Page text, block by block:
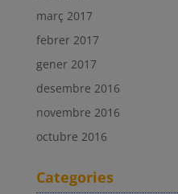
març 2017
febrer 2017
gener 2017
desembre 2016
novembre 2016
octubre 2016
Categories